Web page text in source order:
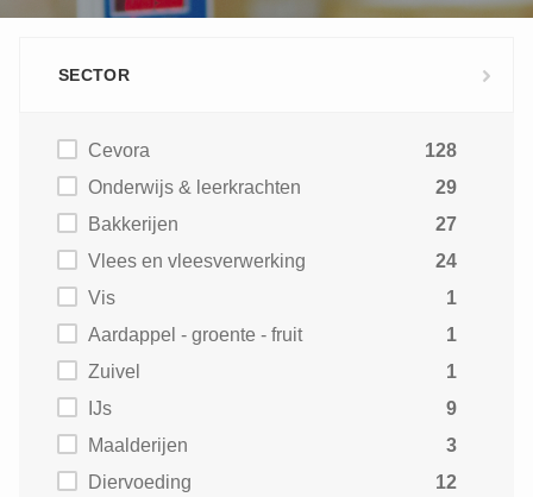
SECTOR
Cevora
128
Onderwijs & leerkrachten
29
Bakkerijen
27
Vlees en vleesverwerking
24
Vis
1
Aardappel - groente - fruit
1
Zuivel
1
IJs
9
Maalderijen
3
Diervoeding
12